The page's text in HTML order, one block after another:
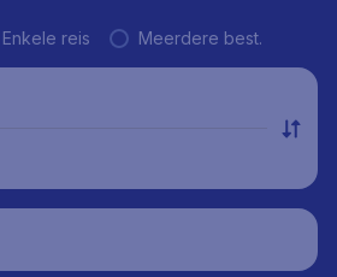
Enkele reis Meerdere best.